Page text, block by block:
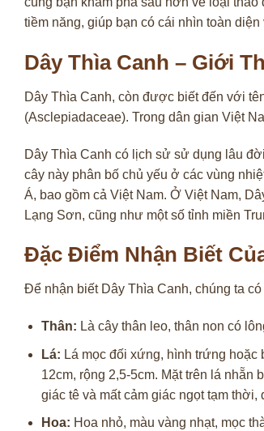
tiềm năng, giúp bạn có cái nhìn toàn
Dây Thìa Canh – Giới
Dây Thìa Canh, còn được biết đến với
(Asclepiadaceae). Trong dân gian Việt
Dây Thìa Canh có lịch sử sử dụng lâu
cây này phân bố chủ yếu ở các vùng
Á, bao gồm cả Việt Nam. Ở Việt Nam,
Lạng Sơn, cũng như một số tỉnh miền
Đặc Điểm Nhận Biết
Để nhận biết Dây Thìa Canh, chúng ta
Thân: Là cây thân leo, thân non có
Lá: Lá mọc đối xứng, hình trứng
12cm, rộng 2,5-5cm. Mặt trên lá
giác tê và mất cảm giác ngọt tạm
Hoa: Hoa nhỏ, màu vàng nhạt, mọc